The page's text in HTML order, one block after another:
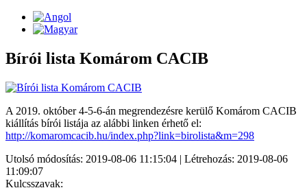
Bírói lista Komárom CACIB
A 2019. október 4-5-6-án megrendezésre kerülő Komárom CACIB
kiállítás bírói listája az alábbi linken érhető el:
http://komaromcacib.hu/index.php?link=birolista&m=298
Utolsó módosítás: 2019-08-06 11:15:04 | Létrehozás: 2019-08-06
11:09:07
Kulcsszavak: